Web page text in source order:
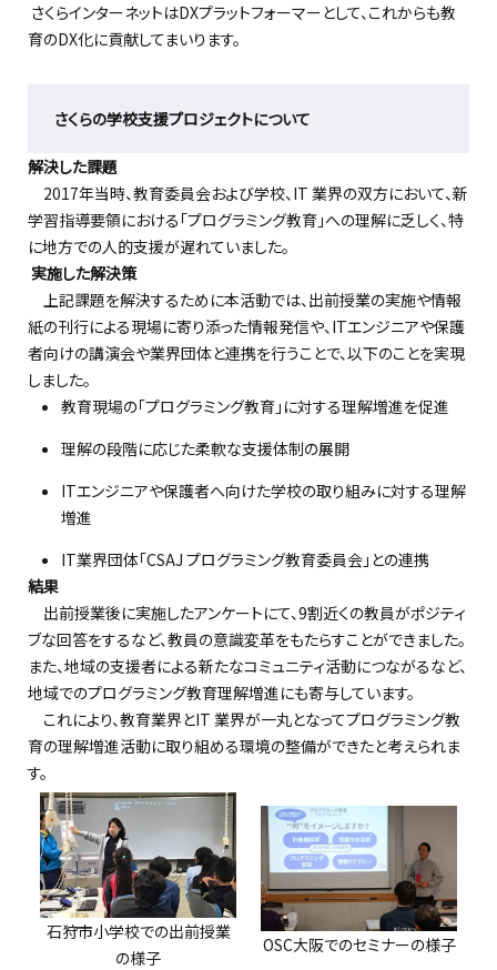
さくらインターネットはDXプラットフォーマーとして、これからも教
育のDX化に貢献してまいります。
さくらの学校支援プロジェクトについて
解決した課題
2017年当時、教育委員会および学校、IT 業界の双方において、新
学習指導要領における「プログラミング教育」への理解に乏しく、特
に地方での人的支援が遅れていました。
実施した解決策
上記課題を解決するために本活動では、出前授業の実施や情報
紙の刊行による現場に寄り添った情報発信や、ITエンジニアや保護
者向けの講演会や業界団体と連携を行うことで、以下のことを実現
しました。
教育現場の「プログラミング教育」に対する理解増進を促進
理解の段階に応じた柔軟な支援体制の展開
ITエンジニアや保護者へ向けた学校の取り組みに対する理解
増進
IT業界団体「CSAJ プログラミング教育委員会 」 との連携
結果
出前授業後に実施したアンケートにて、9割近くの教員がポジティ
ブな回答をするなど、教員の意識変革をもたらすことができました。
また、地域の支援者による新たなコミュニティ活動につながるなど、
地域でのプログラミング教育理解増進にも寄与しています。
これにより、教育業界とIT 業界が一丸となってプログラミング教
育の理解増進活動に取り組める環境の整備ができたと考えられま
す。
石狩市小学校での出前授業
の様子
OSC大阪でのセミナーの様子